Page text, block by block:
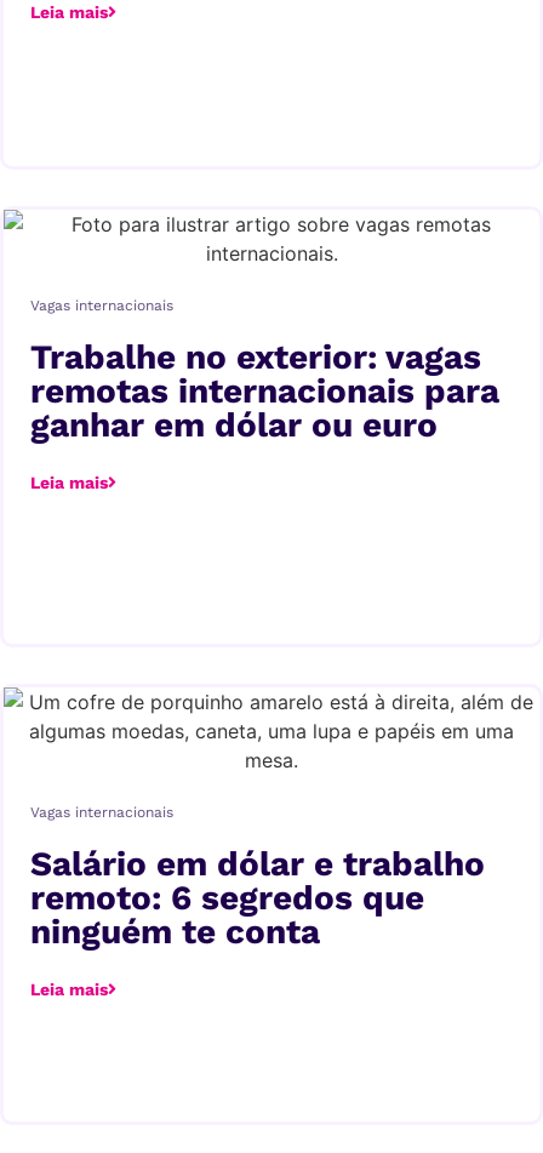
Leia mais
Vagas internacionais
Trabalhe no exterior: vagas
remotas internacionais para
ganhar em dólar ou euro
Leia mais
Vagas internacionais
Salário em dólar e trabalho
remoto: 6 segredos que
ninguém te conta
Leia mais